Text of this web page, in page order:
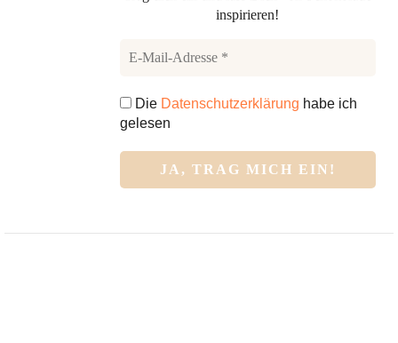
inspirieren!
Die Datenschutzerklärung habe ich
gelesen